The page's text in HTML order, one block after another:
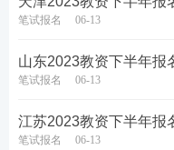
笔试报名 06-13
山东2023教资下半年报
笔试报名 06-13
江苏2023教资下半年报
笔试报名 06-13